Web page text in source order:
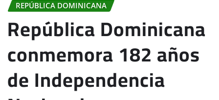
REPÚBLICA DOMINICANA
República Dominicana
conmemora 182 años
de Independencia